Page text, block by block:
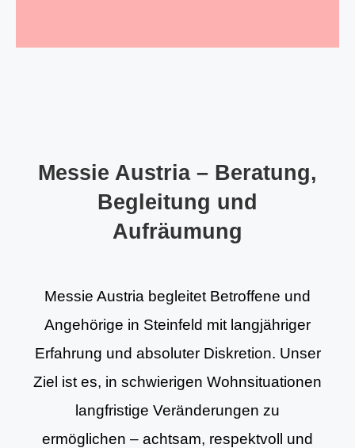
Messie Austria – Beratung,
Begleitung und
Aufräumung
Messie Austria begleitet Betroffene und
Angehörige in Steinfeld mit langjähriger
Erfahrung und absoluter Diskretion. Unser
Ziel ist es, in schwierigen Wohnsituationen
langfristige Veränderungen zu
ermöglichen – achtsam, respektvoll und